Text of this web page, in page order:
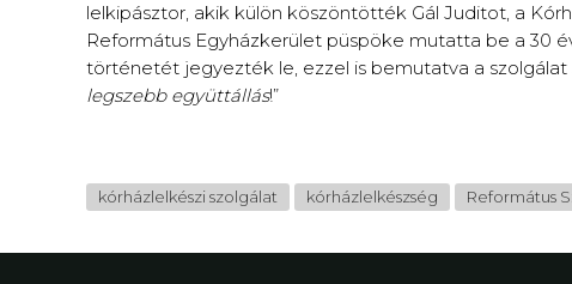
lelkipásztor, akik külön köszöntötték Gál Juditot, a
Református Egyházkerület püspöke mutatta be a 30
történetét jegyezték le, ezzel is bemutatva a szolgálat
legszebb együttállás!”
kórházlelkészi szolgálat kórházlelkészség Református